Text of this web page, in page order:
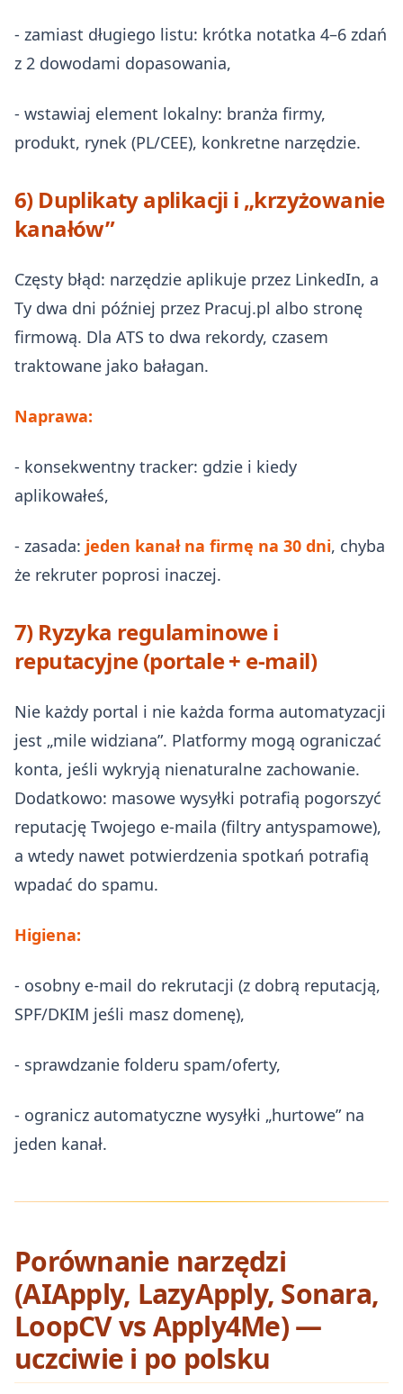
- zamiast długiego listu: krótka notatka 4–6 zdań
z 2 dowodami dopasowania,
- wstawiaj element lokalny: branża firmy,
produkt, rynek (PL/CEE), konkretne narzędzie.
6) Duplikaty aplikacji i „krzyżowanie
kanałów”
Częsty błąd: narzędzie aplikuje przez LinkedIn, a
Ty dwa dni później przez Pracuj.pl albo stronę
firmową. Dla ATS to dwa rekordy, czasem
traktowane jako bałagan.
Naprawa:
- konsekwentny tracker: gdzie i kiedy
aplikowałeś,
- zasada: jeden kanał na firmę na 30 dni, chyba
że rekruter poprosi inaczej.
7) Ryzyka regulaminowe i
reputacyjne (portale + e‑mail)
Nie każdy portal i nie każda forma automatyzacji
jest „mile widziana”. Platformy mogą ograniczać
konta, jeśli wykryją nienaturalne zachowanie.
Dodatkowo: masowe wysyłki potrafią pogorszyć
reputację Twojego e‑maila (filtry antyspamowe),
a wtedy nawet potwierdzenia spotkań potrafią
wpadać do spamu.
Higiena:
- osobny e‑mail do rekrutacji (z dobrą reputacją,
SPF/DKIM jeśli masz domenę),
- sprawdzanie folderu spam/oferty,
- ogranicz automatyczne wysyłki „hurtowe” na
jeden kanał.
Porównanie narzędzi
(AIApply, LazyApply, Sonara,
LoopCV vs Apply4Me) —
uczciwie i po polsku